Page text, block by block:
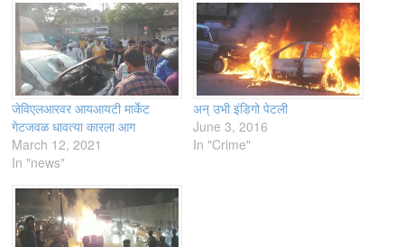
जेविएलआरवर आयआयटी मार्केट
गेटजवळ धावत्या कारला आग
March 12, 2021
In "news"
अन् उभी इंडिगो पेटली
June 3, 2016
In "Crime"